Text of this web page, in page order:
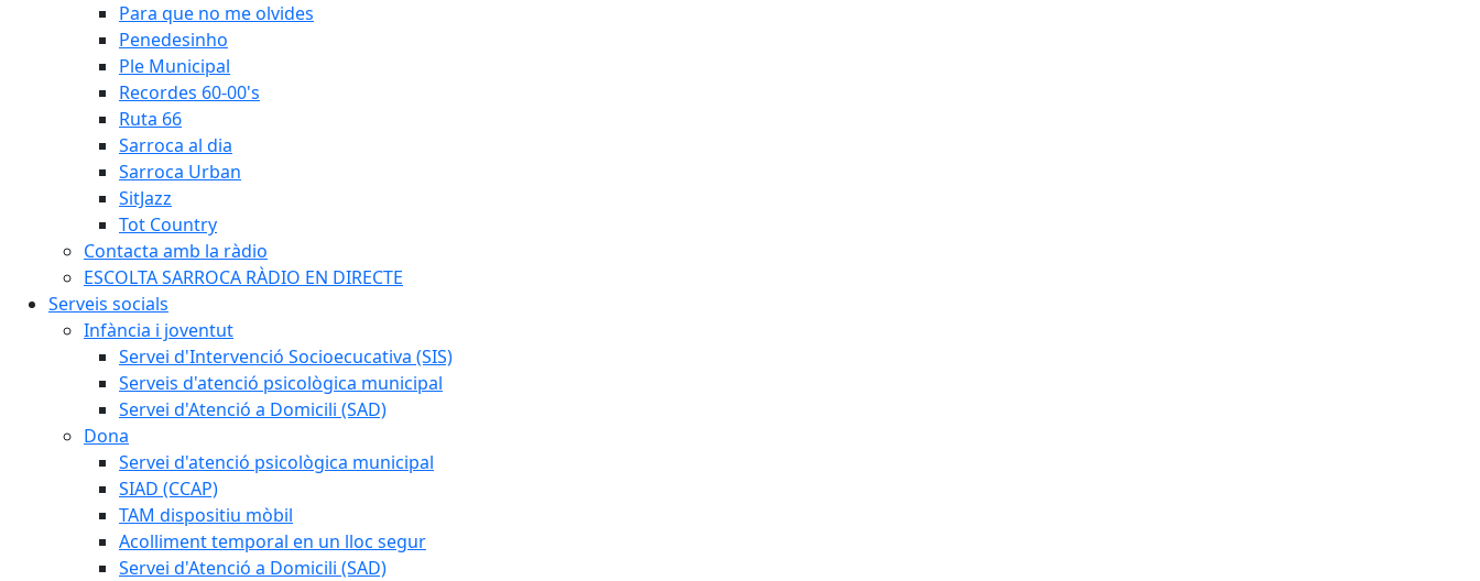
Para que no me olvides
Penedesinho
Ple Municipal
Recordes 60-00's
Ruta 66
Sarroca al dia
Sarroca Urban
SitJazz
Tot Country
Contacta amb la ràdio
ESCOLTA SARROCA RÀDIO EN DIRECTE
Serveis socials
Infància i joventut
Servei d'Intervenció Socioecucativa (SIS)
Serveis d'atenció psicològica municipal
Servei d'Atenció a Domicili (SAD)
Dona
Servei d'atenció psicològica municipal
SIAD (CCAP)
TAM dispositiu mòbil
Acolliment temporal en un lloc segur
Servei d'Atenció a Domicili (SAD)